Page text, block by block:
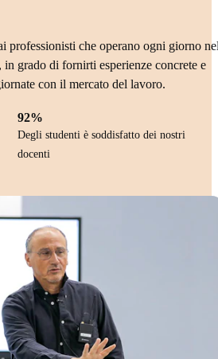
professionisti che operano ogni giorno
in grado di fornirti esperienze concrete e
con il mercato del lavoro.
92%
Degli studenti è soddisfatto dei nostri
docenti